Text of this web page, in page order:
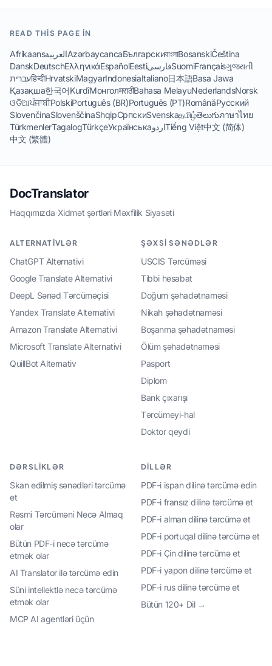
READ THIS PAGE IN
AfrikaansالعربيةAzərbaycancaБългарскиবাংলাBosanskiČeština
DanskDeutschΕλληνικάEspañolEestiفارسیSuomiFrançaisગુજરાતી
עבריתहिन्दीHrvatskiMagyarIndonesiaItaliano日本語Basa Jawa
Қазақша한국어KurdîМонголमराठीBahasa MelayuNederlandsNorsk
ଓଡିଆਪੰਜਾਬੀPolskiPortuguês (BR)Português (PT)RomânăРусский
SlovenčinaSlovenščinaShqipСрпскиSvenskaதமிழ்తెలుగుภาษาไทย
TürkmenlerTagalogTürkçeУкраїнськаاردوTiếng Việt中文 (简体)
中文 (繁體)
DocTranslator
Haqqımızda·Xidmət şərtləri·Məxfilik Siyasəti
ALTERNATIVLƏR
ChatGPT Alternativi
Google Translate Alternativi
DeepL Sənəd Tərcüməçisi
Yandex Translate Alternativi
Amazon Translate Alternativi
Microsoft Translate Alternativi
QuillBot Alternativ
ŞƏXSI SƏNƏDLƏR
USCIS Tərcüməsi
Tibbi hesabat
Doğum şəhadətnaməsi
Nikah şəhadətnaməsi
Boşanma şəhadətnaməsi
Ölüm şəhadətnaməsi
Pasport
Diplom
Bank çıxarışı
Tərcümeyi-hal
Doktor qeydi
DƏRSLIKLƏR
Skan edilmiş sənədləri tərcümə
et
Rəsmi Tərcüməni Necə Almaq
olar
Bütün PDF-i necə tərcümə
etmək olar
AI Translator ilə tərcümə edin
Süni intellektlə necə tərcümə
etmək olar
MCP AI agentləri üçün
DILLƏR
PDF-i ispan dilinə tərcümə edin
PDF-i fransız dilinə tərcümə et
PDF-i alman dilinə tərcümə et
PDF-i portuqal dilinə tərcümə et
PDF-i Çin dilinə tərcümə et
PDF-i yapon dilinə tərcümə et
PDF-i rus dilinə tərcümə et
Bütün 120+ Dil →